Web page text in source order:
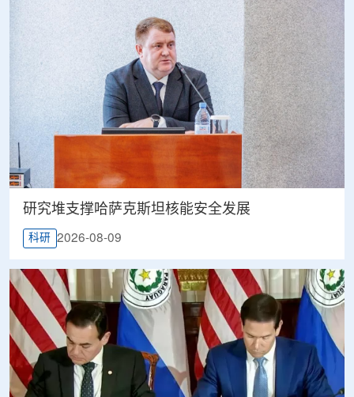
研究堆支撑哈萨克斯坦核能安全发展
科研 2026-08-09